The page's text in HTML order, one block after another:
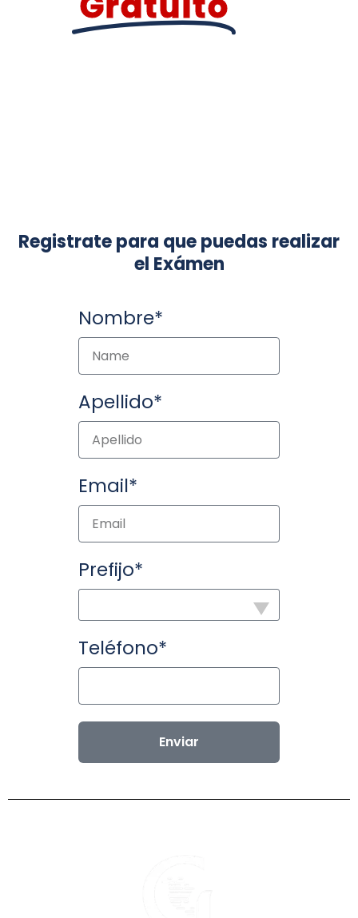
Registrate para que puedas realizar
el Exámen
Nombre*
Apellido*
Email*
Prefijo*
Teléfono*
Enviar